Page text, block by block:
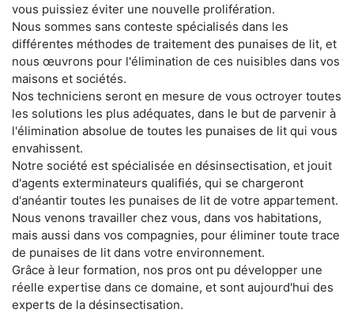
vous puissiez éviter une nouvelle prolifération.
Nous sommes sans conteste spécialisés dans les
différentes méthodes de traitement des punaises de lit, et
nous œuvrons pour l'élimination de ces nuisibles dans vos
maisons et sociétés.
Nos techniciens seront en mesure de vous octroyer toutes
les solutions les plus adéquates, dans le but de parvenir à
l'élimination absolue de toutes les punaises de lit qui vous
envahissent.
Notre société est spécialisée en désinsectisation, et jouit
d'agents exterminateurs qualifiés, qui se chargeront
d'anéantir toutes les punaises de lit de votre appartement.
Nous venons travailler chez vous, dans vos habitations,
mais aussi dans vos compagnies, pour éliminer toute trace
de punaises de lit dans votre environnement.
Grâce à leur formation, nos pros ont pu développer une
réelle expertise dans ce domaine, et sont aujourd'hui des
experts de la désinsectisation.